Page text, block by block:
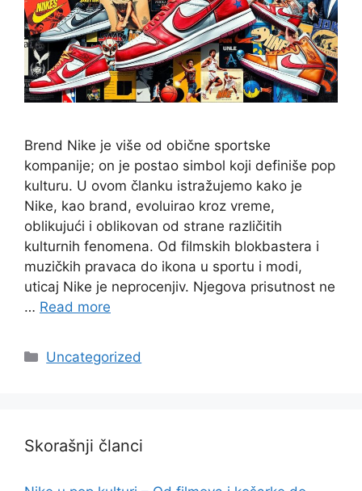
Brend Nike je više od obične sportske
kompanije; on je postao simbol koji definiše pop
kulturu. U ovom članku istražujemo kako je
Nike, kao brand, evoluirao kroz vreme,
oblikujući i oblikovan od strane različitih
kulturnih fenomena. Od filmskih blokbastera i
muzičkih pravaca do ikona u sportu i modi,
uticaj Nike je neprocenjiv. Njegova prisutnost ne
… Read more
Categories
Uncategorized
Skorašnji članci